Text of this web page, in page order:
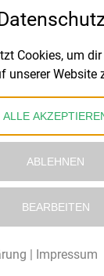
Cookies, um
unserer Website
ALLE
ABLEHNEN
BEARBEITEN
| Impressum